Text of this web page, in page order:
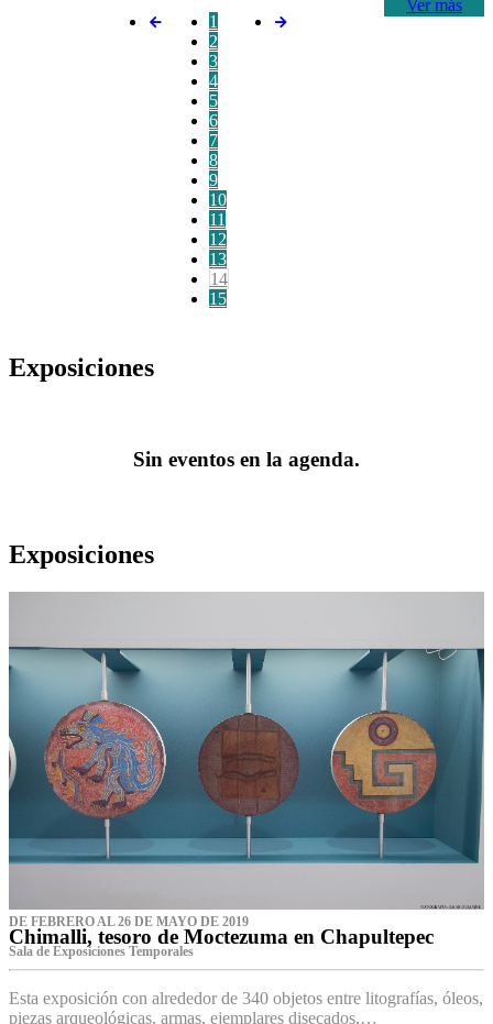
Ver más
1
2
3
4
5
6
7
8
9
10
11
12
13
14
15
Exposiciones
Sin eventos en la agenda.
Exposiciones
DE FEBRERO AL 26 DE MAYO DE 2019
Chimalli, tesoro de Moctezuma en Chapultepec
Sala de Exposiciones Temporales
Esta exposición con alrededor de 340 objetos entre litografías, óleos,
piezas arqueológicas, armas, ejemplares disecados,…